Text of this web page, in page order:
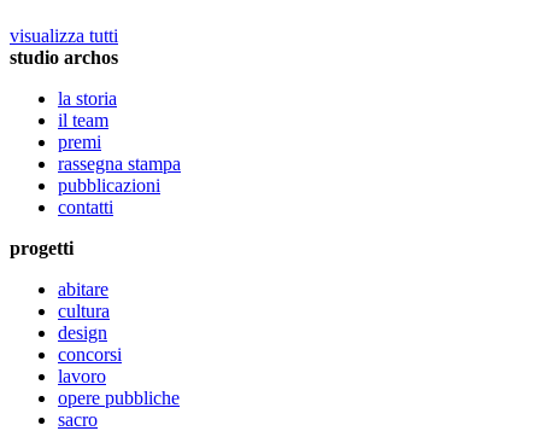
visualizza tutti
studio archos
la storia
il team
premi
rassegna stampa
pubblicazioni
contatti
progetti
abitare
cultura
design
concorsi
lavoro
opere pubbliche
sacro